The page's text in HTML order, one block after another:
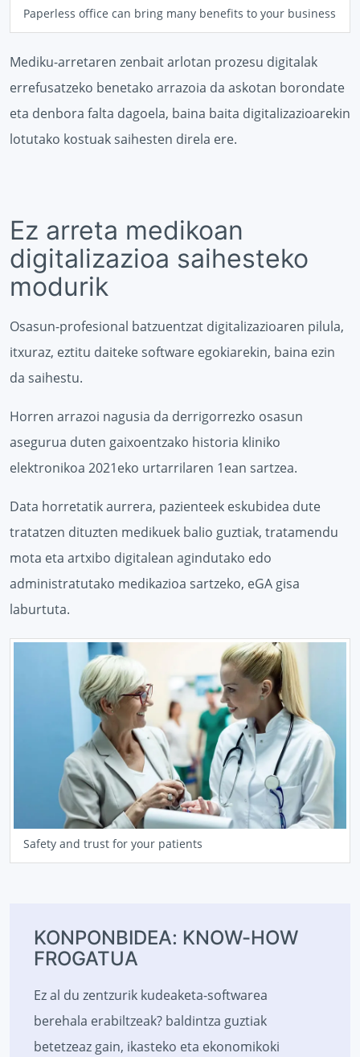
Paperless office can bring many benefits to your business
Mediku-arretaren zenbait arlotan prozesu digitalak
errefusatzeko benetako arrazoia da askotan borondate
eta denbora falta dagoela, baina baita digitalizazioarekin
lotutako kostuak saihesten direla ere.
Ez arreta medikoan
digitalizazioa saihesteko
modurik
Osasun-profesional batzuentzat digitalizazioaren pilula,
itxuraz, eztitu daiteke software egokiarekin, baina ezin
da saihestu.
Horren arrazoi nagusia da derrigorrezko osasun
asegurua duten gaixoentzako historia kliniko
elektronikoa 2021eko urtarrilaren 1ean sartzea.
Data horretatik aurrera, pazienteek eskubidea dute
tratatzen dituzten medikuek balio guztiak, tratamendu
mota eta artxibo digitalean agindutako edo
administratutako medikazioa sartzeko, eGA gisa
laburtuta.
Safety and trust for your patients
KONPONBIDEA: KNOW-HOW
FROGATUA
Ez al du zentzurik kudeaketa-softwarea
berehala erabiltzeak? baldintza guztiak
betetzeaz gain, ikasteko eta ekonomikoki